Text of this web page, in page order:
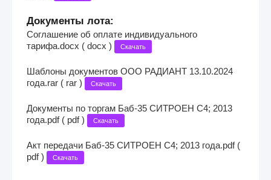
Документы лота:
Соглашение об оплате индивидуального
тарифа.docx ( docx )
Скачать
Шаблоны документов ООО РАДИАНТ 13.10.2024
года.rar ( rar )
Скачать
Документы по торгам Баб-35 СИТРОЕН С4; 2013
года.pdf ( pdf )
Скачать
Акт передачи Баб-35 СИТРОЕН С4; 2013 года.pdf (
pdf )
Скачать